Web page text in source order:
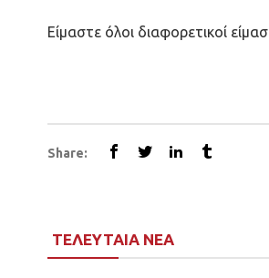
Είμαστε όλοι διαφορετικοί
Share:
ΤΕΛΕΥΤΑΙΑ ΝΕΑ